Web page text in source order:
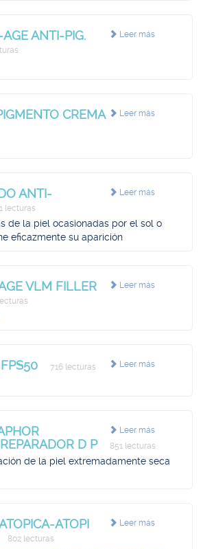
Leer más
ANTI-PIG.
Leer más
CREMA
Leer más
ANTI-
lecturas
de la piel ocasionadas por el sol o
eficazmente su aparición
Leer más
VLM FILLER
Leer más
716 lecturas
Leer más
D P
851 lecturas
de la piel extremadamente seca
Leer más
ATOPI
802 lecturas